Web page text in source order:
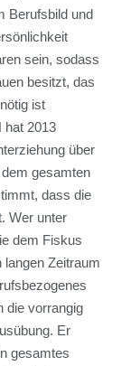
Berufsbild und
sein, sodass
besitzt, das
ist
hat 2013
über
gesamten
dass die
Wer unter
dem Fiskus
langen Zeitraum
die vorrangig
Er
gesamtes